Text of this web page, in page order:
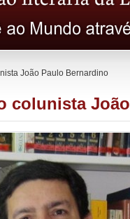
João Paulo Bernardino
colunista